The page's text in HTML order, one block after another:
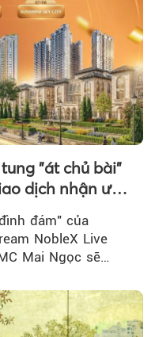
"át chủ bài"
dịch nhận ưu
đám" của
NobleX Live
Mai Ngọc sẽ